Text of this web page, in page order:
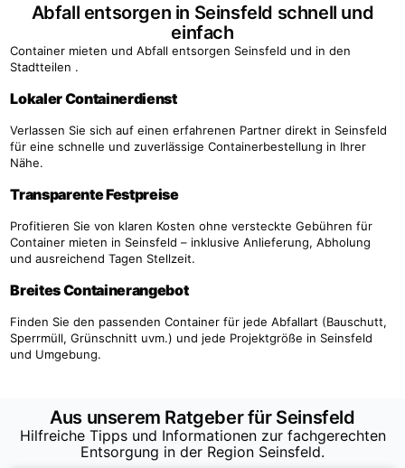
Abfall entsorgen in Seinsfeld schnell und
einfach
Container mieten und Abfall entsorgen Seinsfeld und in den
Stadtteilen .
Lokaler Containerdienst
Verlassen Sie sich auf einen erfahrenen Partner direkt in Seinsfeld
für eine schnelle und zuverlässige Containerbestellung in Ihrer
Nähe.
Transparente Festpreise
Profitieren Sie von klaren Kosten ohne versteckte Gebühren für
Container mieten in Seinsfeld – inklusive Anlieferung, Abholung
und ausreichend Tagen Stellzeit.
Breites Containerangebot
Finden Sie den passenden Container für jede Abfallart (Bauschutt,
Sperrmüll, Grünschnitt uvm.) und jede Projektgröße in Seinsfeld
und Umgebung.
Aus unserem Ratgeber für Seinsfeld
Hilfreiche Tipps und Informationen zur fachgerechten
Entsorgung in der Region Seinsfeld.